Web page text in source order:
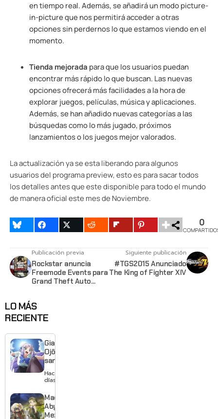
en tiempo real. Además, se añadirá un modo picture-
in-picture que nos permitirá acceder a otras
opciones sin perdernos lo que estamos viendo en el
momento.
Tienda mejorada para que los usuarios puedan
encontrar más rápido lo que buscan. Las nuevas
opciones ofrecerá más facilidades a la hora de
explorar juegos, películas, música y aplicaciones.
Además, se han añadido nuevas categorías a las
búsquedas como lo más jugado, próximos
lanzamientos o los juegos mejor valorados.
La actualización ya se esta liberando para algunos
usuarios del programa preview, esto es para sacar todos
los detalles antes que este disponible para todo el mundo
de manera oficial este mes de Noviembre.
0
Publicación previa
Rockstar anuncia
Freemode Events para
Grand Theft Auto
Siguiente publicación
#TGS2015 Anunciado
The King of Fighter XIV
LO MÁS
RECIENTE
Giant
Ojō-
sama
revela
visual y
estreno
para
enero de
Hace 2
días
Made in
Abyss:
Mezameru